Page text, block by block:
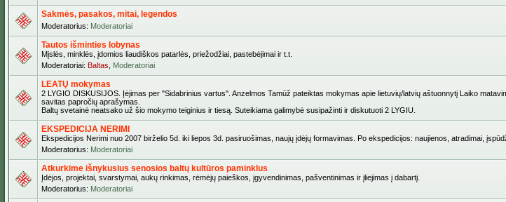
Sakmės, pasakos, mitai, legendos
Moderatorius: Moderatoriai
Tautos išminties lobynas
Mįslės, minklės, įdomios liaudiškos patarlės, priežodžiai, pastebėjimai ir t.t.
Moderatoriai: Baltas Moderatoriai
LEATŲ mokymas
2 LYGIO DISKUSIJOS. Įėjimas per "Sidabrinius vartus". Anzelmos Tamūž pateiktas mokymas apie lietuvių/latvių aštuonnytį Laiko
savitas papročių aprašymas.
Baltų svetainė neatsako už šio mokymo teiginius ir tiesą. Suteikiama galimybė susipažinti ir diskutuoti 2 LYGIU.
EKSPEDICIJA NERIMI
Ekspedicijos Nerimi nuo 2007 birželio 5d. iki liepos 3d. pasiruošimas, naujų įdėjų formavimas. Po ekspedicijos: naujienos, atradimai,
Moderatorius: Moderatoriai
Atkurkime išnykusius senosios baltų kultūros paminklus
Įdėjos, projektai, svarstymai, aukų rinkimas, rėmėjų paieškos, įgyvendinimas, pašventinimas ir įliejimas į dabartį.
Moderatorius: Moderatoriai